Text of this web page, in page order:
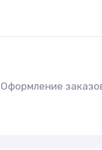
Оформление